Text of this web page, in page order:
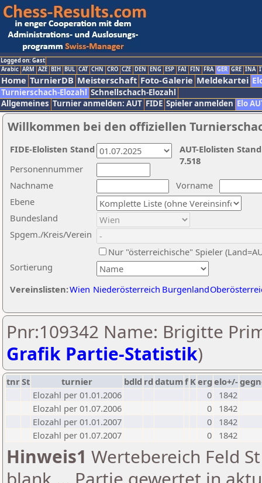
Logged on: Gast
Arabic ARM AZE BIH BUL CAT CHN CRO CZE DEN ENG ESP FAI FIN FRA GER GRE INA
Home TurnierDB Meisterschaft Foto-Galerie Meldekartei
Turnierschach-Elozahl Schnellschach-Elozahl
Allgemeines Turnier anmelden: AUT FIDE Spieler anmelden Elo
Willkommen bei den offiziellen
Nachname
Vorname
Ebene
Sortierung
Personennummer
Bundesland
Spgem./Kreis/Verein
Nur "österreichische" Spieler
Vereinslisten:Wien Niederösterreich Burgenland
AUT-Elolisten
7.518
FIDE-Elolisten Stand
Pnr:109342 Name: Brigitte
Grafik Partie-Statistik)
tnrSt turnier bdld rd datumf Kerg elo+/-
Elozahl per 01.01.2006
0
1842
Elozahl per 01.07.2006
0
1842
Elozahl per 01.01.2007
0
1842
Elozahl per 01.07.2007
0 1842
Hinweis1 Wertebereich Feld